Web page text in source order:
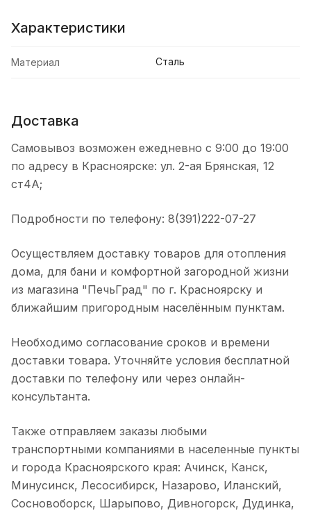
Характеристики
Материал Сталь
Доставка
Самовывоз возможен ежедневно с 9:00 до 19:00
по адресу в Красноярске: ул. 2-ая Брянская, 12
ст4А;
Подробности по телефону: 8(391)222-07-27
Осуществляем доставку товаров для отопления
дома, для бани и комфортной загородной жизни
из магазина "ПечьГрад" по г. Красноярску и
ближайшим пригородным населённым пунктам.
Необходимо согласование сроков и времени
доставки товара. Уточняйте условия бесплатной
доставки по телефону или через онлайн-
консультанта.
Также отправляем заказы любыми
транспортными компаниями в населенные пункты
и города Красноярского края: Ачинск, Канск,
Минусинск, Лесосибирск, Назарово, Иланский,
Сосновоборск, Шарыпово, Дивногорск, Дудинка,